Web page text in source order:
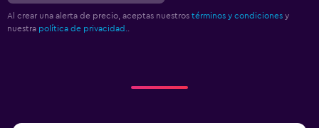
Al crear una alerta de precio, aceptas nuestros términos y condiciones y
nuestra política de privacidad.